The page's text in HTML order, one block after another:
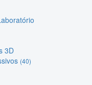
3D
(40)